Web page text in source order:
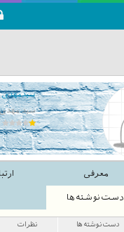
سیدمهدی
سید
معرفی
دست‌نوشته‌ها
دست‌نوشته‌ها نظرات